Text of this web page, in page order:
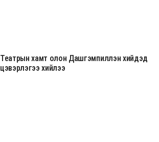
Театрын хамт олон Дашгэмпиллэн хийдэд
цэвэрлэгээ хийлээ